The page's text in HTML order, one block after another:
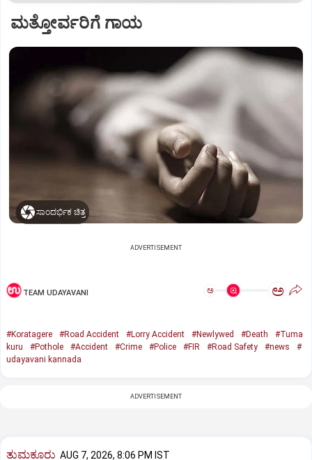
ಮತ್ತೋರ್ವರಿಗೆ ಗಾಯ
ಸಾಂದರ್ಭಿಕ ಚಿತ್ರ
ADVERTISEMENT
TEAM UDAYAVANI ಅ ಅ
#Koratagere #Road Accident #Lorry Accident #Newlywed #Death
#Tuma
kuru
#Pothole #Accident #Crime #Police #FIR #Road Safety #news
#
udayavani kannada
ADVERTISEMENT
ತುಮಕೂರು AUG 7, 2026, 8:06 PM IST